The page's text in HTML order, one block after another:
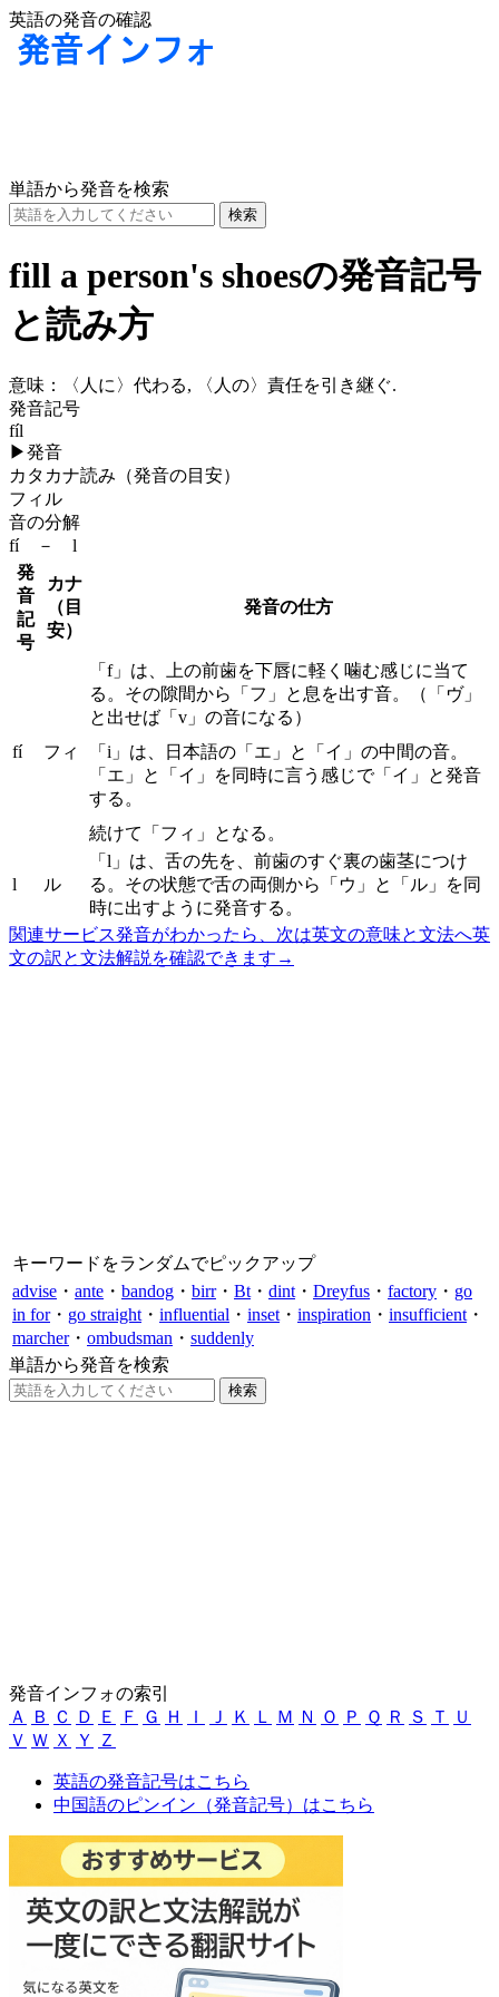
英語の発音の確認
単語から発音を検索
fill a person's shoesの発音記号
と読み方
意味：
〈人に〉代わる, 〈人の〉責任を引き継ぐ.
発音記号
fíl
▶発音
カタカナ読み（発音の目安）
フィル
音の分解
fí － l
発
音
記
号
カナ
（目
安）
発音の仕方
fí フィ
「f」は、上の前歯を下唇に軽く噛む感じに当て
る。その隙間から「フ」と息を出す音。（「ヴ」
と出せば「v」の音になる）
「i」は、日本語の「エ」と「イ」の中間の音。
「エ」と「イ」を同時に言う感じで「イ」と発音
する。
続けて「フィ」となる。
l ル
「l」は、舌の先を、前歯のすぐ裏の歯茎につけ
る。その状態で舌の両側から「ウ」と「ル」を同
時に出すように発音する。
関連サービス発音がわかったら、次は英文の意味と文法へ英
文の訳と文法解説を確認できます →
キーワードをランダムでピックアップ
advise ・ ante ・ bandog ・ birr・ Bt ・ dint ・ Dreyfus ・ factory ・ go
in for・ go straight ・ influential ・ inset ・ inspiration ・ insufficient ・
marcher・ ombudsman ・ suddenly
単語から発音を検索
発音インフォの索引
Ａ
Ｂ Ｃ Ｄ Ｅ Ｆ Ｇ Ｈ Ｉ Ｊ Ｋ Ｌ Ｍ Ｎ Ｏ Ｐ Ｑ Ｒ Ｓ Ｔ
Ｕ
Ｖ Ｗ Ｘ Ｙ Ｚ
英語の発音記号はこちら
中国語のピンイン（発音記号）はこちら